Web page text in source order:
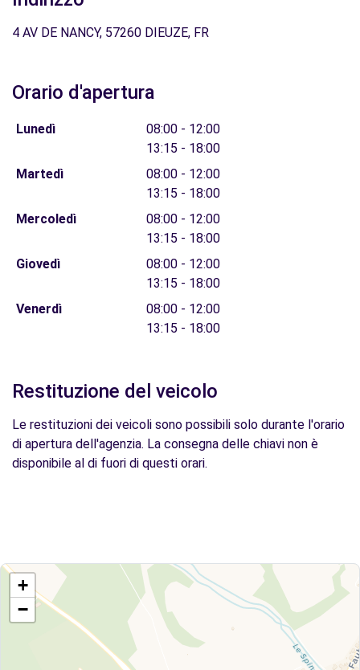
4 AV DE NANCY, 57260 DIEUZE, FR
Orario d'apertura
Lunedì
08:00 - 12:00
13:15 - 18:00
Martedì
08:00 - 12:00
13:15 - 18:00
Mercoledì
08:00 - 12:00
13:15 - 18:00
Giovedì
08:00 - 12:00
13:15 - 18:00
Venerdì
08:00 - 12:00
13:15 - 18:00
Restituzione del veicolo
Le restituzioni dei veicoli sono possibili solo durante l'orario
di apertura dell'agenzia. La consegna delle chiavi non è
disponibile al di fuori di questi orari.
+
−